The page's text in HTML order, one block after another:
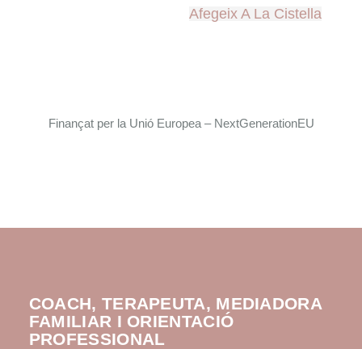
Afegeix A La Cistella
Finançat per la Unió Europea – NextGenerationEU
COACH, TERAPEUTA, MEDIADORA
FAMILIAR I ORIENTACIÓ
PROFESSIONAL